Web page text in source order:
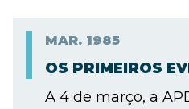
MAR. 1985
OS PRIMEIROS
A 4 de março, a